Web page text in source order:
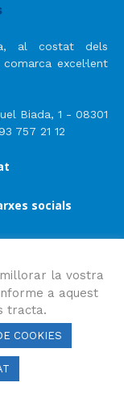
al costat dels
excel·lent
Biada, 1 - 08301
757 21 12
socials
© Tots els drets
la vostra
a aquest
tracta.
COOKIES